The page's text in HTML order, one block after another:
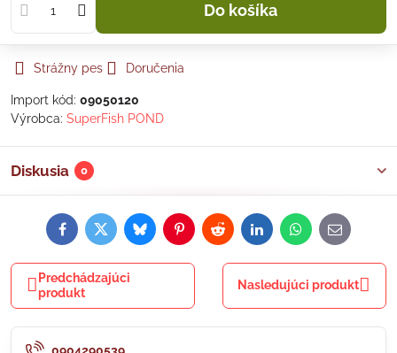
Do košíka
Strážny pes Doručenia
Import kód: 09050120
Výrobca: SuperFish POND
Diskusia 0
FacebookTwitterBlueskyPinterestRedditLinkedInWhatsApp
E-
mail
Predchádzajúci
produkt
Nasledujúci produkt
0904290539